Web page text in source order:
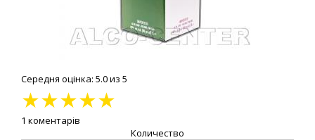
Середня оцінка: 5.0 из 5
★★★★★
1 коментарів
Количество